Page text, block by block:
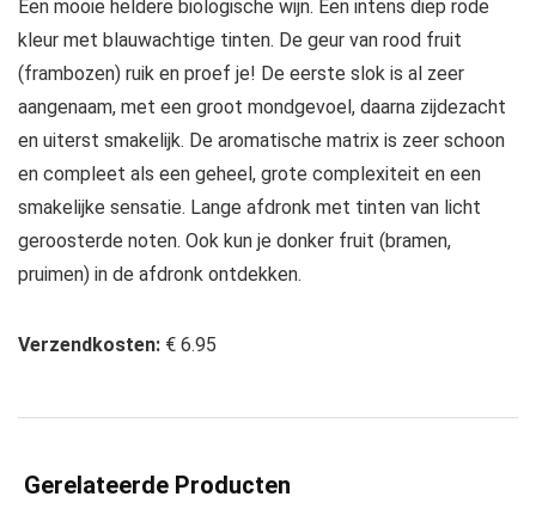
Een mooie heldere biologische wijn. Een intens diep rode
kleur met blauwachtige tinten. De geur van rood fruit
(frambozen) ruik en proef je! De eerste slok is al zeer
aangenaam, met een groot mondgevoel, daarna zijdezacht
en uiterst smakelijk. De aromatische matrix is zeer schoon
en compleet als een geheel, grote complexiteit en een
smakelijke sensatie. Lange afdronk met tinten van licht
geroosterde noten. Ook kun je donker fruit (bramen,
pruimen) in de afdronk ontdekken.
Verzendkosten: € 6.95
Gerelateerde Producten